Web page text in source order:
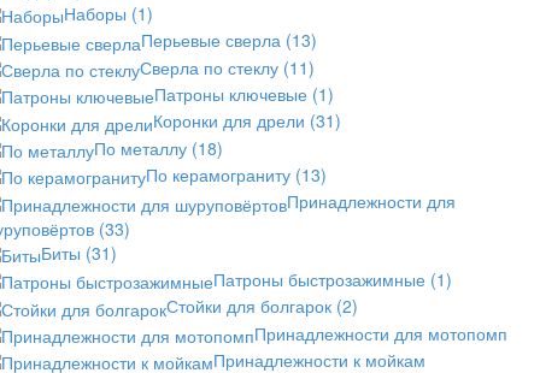
Наборы (1)
Перьевые сверла (13)
Сверла по стеклу (11)
Патроны ключевые (1)
Коронки для дрели (31)
По металлу (18)
По керамограниту (13)
Принадлежности для
(33)
Биты (31)
Патроны быстрозажимные (1)
Стойки для болгарок (2)
Принадлежности для мотопомп
Принадлежности к мойкам